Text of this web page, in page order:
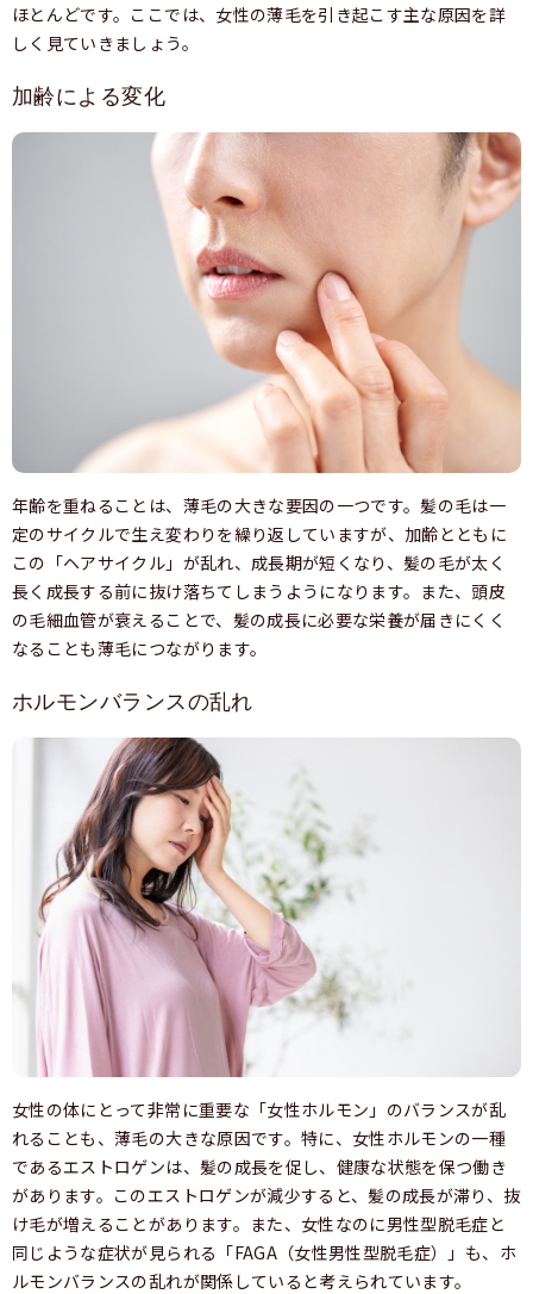
ほとんどです。ここでは、女性の薄毛を引き起こす主な原因を詳
しく見ていきましょう。
加齢による変化
年齢を重ねることは、薄毛の大きな要因の一つです。髪の毛は一
定のサイクルで生え変わりを繰り返していますが、加齢とともに
この「ヘアサイクル」が乱れ、成長期が短くなり、髪の毛が太く
長く成長する前に抜け落ちてしまうようになります。また、頭皮
の毛細血管が衰えることで、髪の成長に必要な栄養が届きにくく
なることも薄毛につながります。
ホルモンバランスの乱れ
女性の体にとって非常に重要な「女性ホルモン」のバランスが乱
れることも、薄毛の大きな原因です。特に、女性ホルモンの一種
であるエストロゲンは、髪の成長を促し、健康な状態を保つ働き
があります。このエストロゲンが減少すると、髪の成長が滞り、抜
け毛が増えることがあります。また、女性なのに男性型脱毛症と
同じような症状が見られる「FAGA（女性男性型脱毛症）」も、ホ
ルモンバランスの乱れが関係していると考えられています。